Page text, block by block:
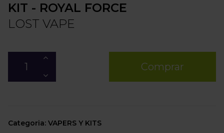
KIT - ROYAL FORCE
LOST VAPE
Comprar
Categoria: VAPERS Y KITS